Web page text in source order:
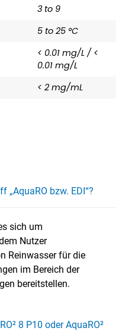
3 to 9
5 to 25 °C
< 0.01 mg/L / <
0.01 mg/L
< 2 mg/mL
„AquaRO bzw. EDI“?
sich um
Nutzer
Reinwasser für die
im Bereich der
bereitstellen.
8 P10 oder AquaRO²